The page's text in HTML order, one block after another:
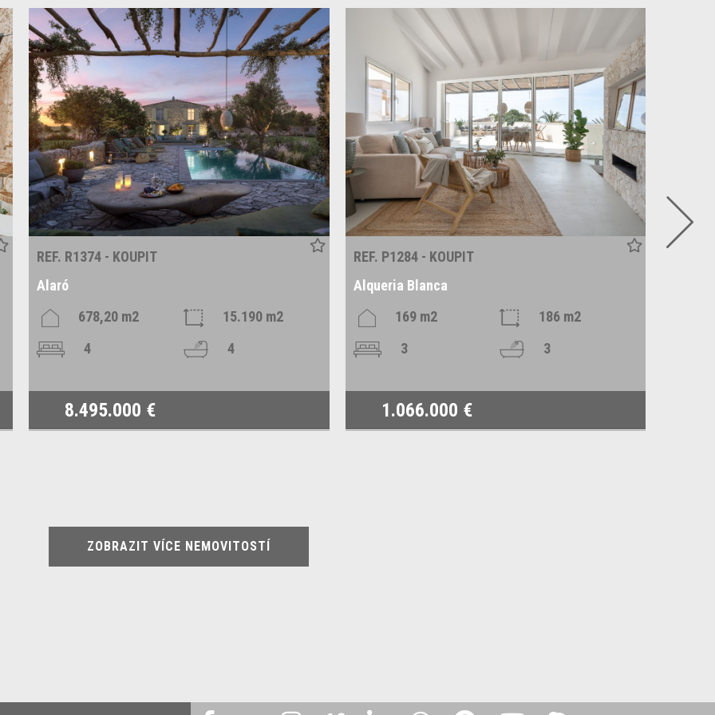
REF. R1374 - KOUPIT
Alaró
678,20 m2
15.190 m2
4
4
8.495.000 €
REF. P1284 - KOUPIT
Alqueria Blanca
169 m2
186 m2
3
3
1.066.000 €
ZOBRAZIT VÍCE NEMOVITOSTÍ